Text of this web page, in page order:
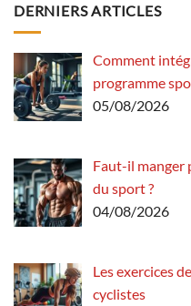
DERNIERS ARTICLES
Comment
programme
05/08/2026
Faut-il manger
du sport ?
04/08/2026
Les exercices
cyclistes